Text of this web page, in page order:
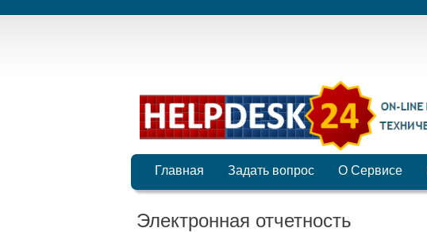
Главная Задать вопрос О Сервисе
Электронная отчетность